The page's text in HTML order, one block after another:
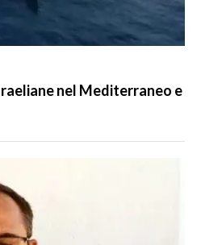
nel Mediterraneo e